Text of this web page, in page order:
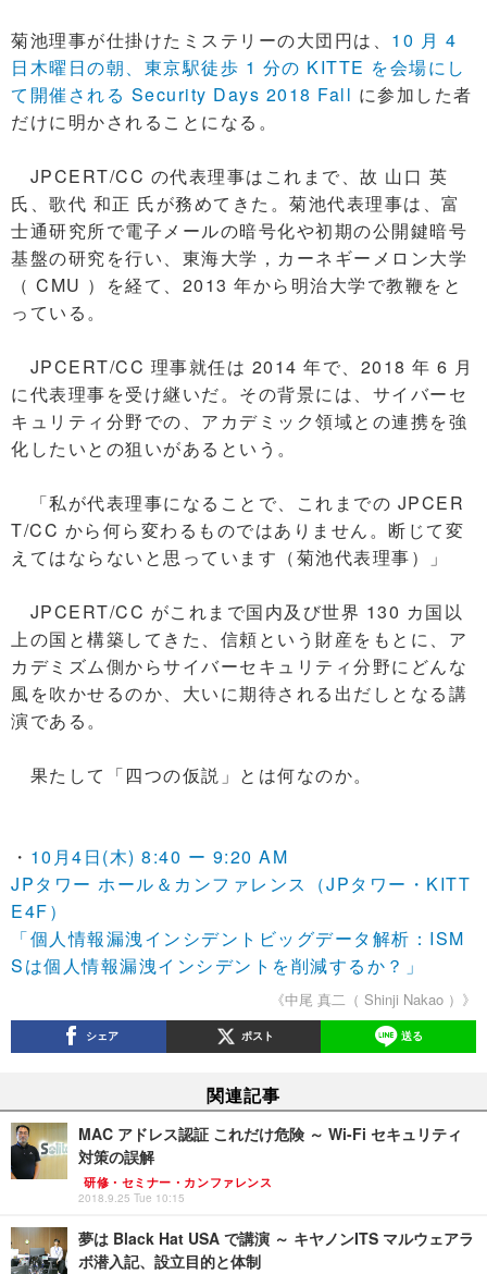
菊池理事が仕掛けたミステリーの大団円は、 10 月 4
日木曜日の朝、東京駅徒歩 1 分の KITTE を会場にし
て開催される Security Days 2018 Fall に参加した者
だけに明かされることになる。
JPCERT/CC の代表理事はこれまで、故 山口 英
氏、歌代 和正 氏が務めてきた。菊池代表理事は、富
士通研究所で電子メールの暗号化や初期の公開鍵暗号
基盤の研究を行い、東海大学，カーネギーメロン大学
（ CMU ）を経て、2013 年から明治大学で教鞭をと
っている。
JPCERT/CC 理事就任は 2014 年で、2018 年 6 月
に代表理事を受け継いだ。その背景には、サイバーセ
キュリティ分野での、アカデミック領域との連携を強
化したいとの狙いがあるという。
「私が代表理事になることで、これまでの JPCER
T/CC から何ら変わるものではありません。断じて変
えてはならないと思っています（菊池代表理事）」
JPCERT/CC がこれまで国内及び世界 130 カ国以
上の国と構築してきた、信頼という財産をもとに、ア
カデミズム側からサイバーセキュリティ分野にどんな
風を吹かせるのか、大いに期待される出だしとなる講
演である。
果たして「四つの仮説」とは何なのか。
・ 10月4日(木) 8:40 ー 9:20 AM
JPタワー ホール＆カンファレンス（JPタワー・KITT
E4F）
「個人情報漏洩インシデントビッグデータ解析：ISM
Sは個人情報漏洩インシデントを削減するか？」
《中尾 真二（ Shinji Nakao ）》
シェア ポスト 送る
関連記事
MAC アドレス認証 これだけ危険 ～ Wi-Fi セキュリティ
対策の誤解
研修・セミナー・カンファレンス
2018.9.25 Tue 10:15
夢は Black Hat USA で講演 ～ キヤノンITS マルウェアラ
ボ潜入記、設立目的と体制